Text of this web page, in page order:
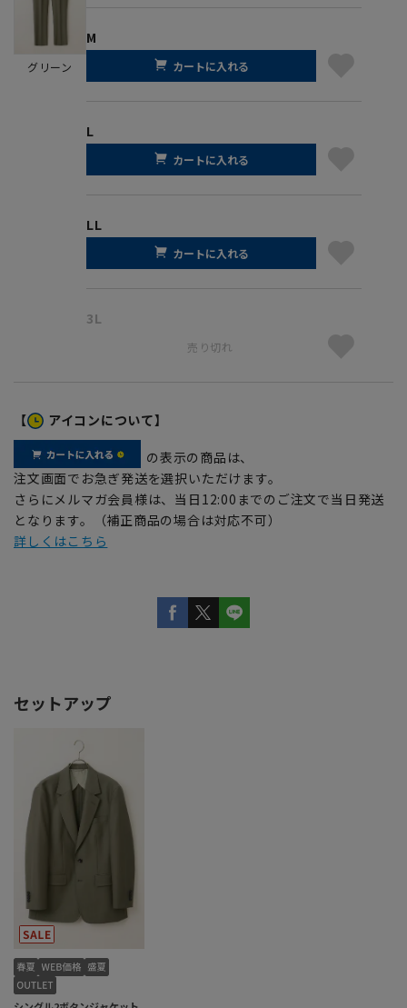
グリーン
M
カートに入れる
L
カートに入れる
LL
カートに入れる
3L
売り切れ
【 アイコンについて】
の表示の商品は、
注文画面でお急ぎ発送を選択いただけます。
さらにメルマガ会員様は、当日12:00までのご注文で当日発送
となります。（補正商品の場合は対応不可）
詳しくはこちら